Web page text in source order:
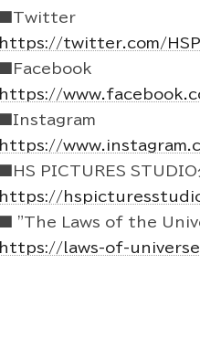
■Twitter
https://twitter.com/
■Facebook
https://
■Instagram
https://
■HS PICTURES STUDIO
https://
■ "The Laws of the
https://laws-of-